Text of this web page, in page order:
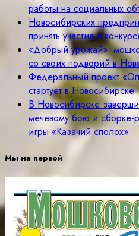
работы на социальных
Новосибирских
принять участие в
«Добрый урожай»:
со своих подворий в
Федеральный проект
стартует в Новосибирске
В Новосибирске
мечевому бою и сборке-
игры «Казачий сполох»
Мы на первой